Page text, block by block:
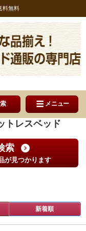
料無料
メニュー
トレスベッド
索
が見つかります
新着順